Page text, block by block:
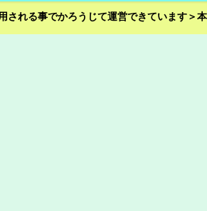
れる事でかろうじて運営できています＞